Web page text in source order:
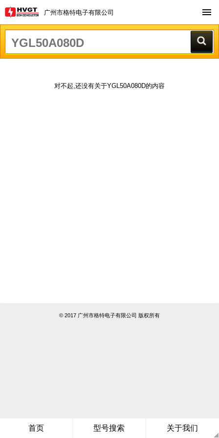
广州市格特电子有限公司
首页 型号搜索 关于我们
对不起,还没有关于YGL50A080D的内容
© 2017 广州市格特电子有限公司 版权所有